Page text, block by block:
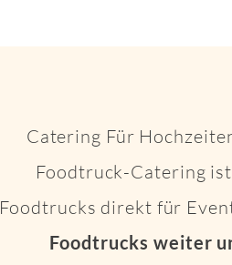
Catering Für
Foodtruck-Catering
Foodtrucks direkt für
Foodtrucks weiter